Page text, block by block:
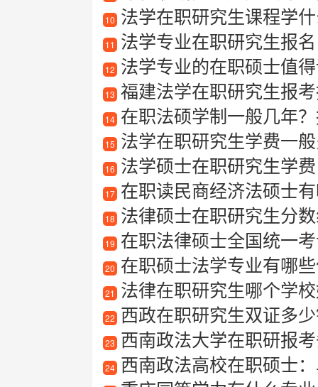
10 法学在职研究生课程学
11 法学专业在职研究生报名
12 法学专业的在职硕士值
13 福建法学在职研究生报考
14 在职法硕学制一般几年
15 法学在职研究生学费一
16 法学硕士在职研究生学费
17 在职读民商经济法硕士
18 法律硕士在职研究生分
19 在职法律硕士全国统一
20 在职硕士法学专业有哪些
21 法律在职研究生哪个学
22 西政在职研究生双证多
23 西南政法大学在职研报
24 西南政法高校在职硕士